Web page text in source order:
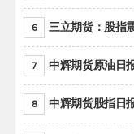
6 三立期货：股指震荡上行，
7 中辉期货原油日报20221128：
8 中辉期货股指日报